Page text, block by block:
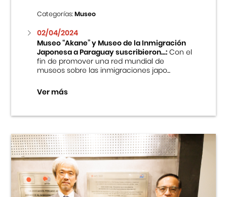
Categorías:Museo
02/04/2024
Museo “Akane” y Museo de la Inmigración
Japonesa a Paraguay suscribieron...:Con el
fin de promover una red mundial de
museos sobre las inmigraciones japo...
Ver más